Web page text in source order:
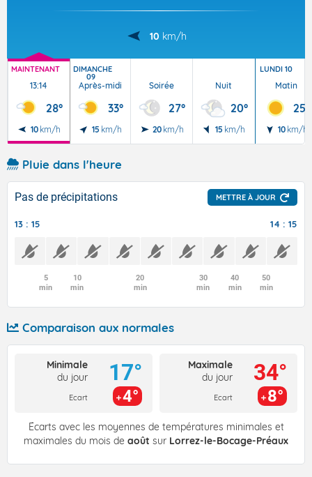
10 km/h
MAINTENANT
13:14
28°
10 km/h
DIMANCHE
09
Après-midi
33°
15 km/h
Soirée
27°
20 km/h
Nuit
20°
15 km/h
LUNDI 10
Matin
25°
10 km/h
Pluie dans l'heure
Pas de précipitations METTRE À JOUR
13 : 15 14 : 15
5
min
10
min
20
min
30
min
40
min
50
min
Comparaison aux normales
Minimale
du jour
Ecart
17°
4°
Maximale
du jour
Ecart
34°
8°
Écarts avec les moyennes de températures minimales et
maximales du mois de août sur Lorrez-le-Bocage-Préaux